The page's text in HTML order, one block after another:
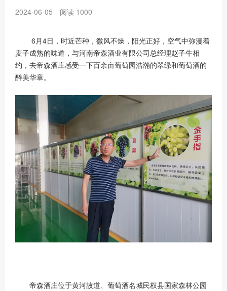
2024-06-05 阅读 1000
6月4日，时近芒种，微风不燥，阳光正好，空气中弥漫着
麦子成熟的味道，与河南帝森酒业有限公司总经理赵子牛相
约，去帝森酒庄感受一下百余亩葡萄园浩瀚的翠绿和葡萄酒的
醉美华章。
帝森酒庄位于黄河故道、葡萄酒名城民权县国家森林公园